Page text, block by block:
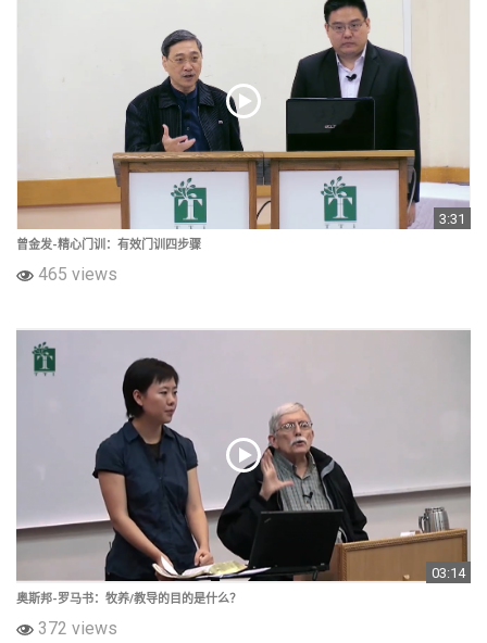
3:31
曾金发-精心门训：有效门训四步骤
465 views
03:14
奥斯邦-罗马书：牧养/教导的目的是什么？
372 views